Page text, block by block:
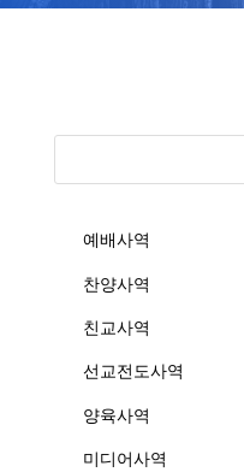
예배사역
찬양사역
친교사역
선교전도사역
양육사역
미디어사역